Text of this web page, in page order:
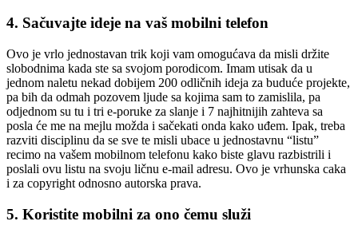
4. Sačuvajte ideje na vaš mobilni telefon
Ovo je vrlo jednostavan trik koji vam omogućava da misli držite
slobodnima kada ste sa svojom porodicom. Imam utisak da u
jednom naletu nekad dobijem 200 odličnih ideja za buduće projekte,
pa bih da odmah pozovem ljude sa kojima sam to zamislila, pa
odjednom su tu i tri e-poruke za slanje i 7 najhitnijih zahteva sa
posla će me na mejlu možda i sačekati onda kako uđem. Ipak, treba
razviti disciplinu da se sve te misli ubace u jednostavnu “listu”
recimo na vašem mobilnom telefonu kako biste glavu razbistrili i
poslali ovu listu na svoju ličnu e-mail adresu. Ovo je vrhunska caka
i za copyright odnosno autorska prava.
5. Koristite mobilni za ono čemu služi